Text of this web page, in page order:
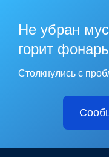
Не убран
горит
Столкнулись с